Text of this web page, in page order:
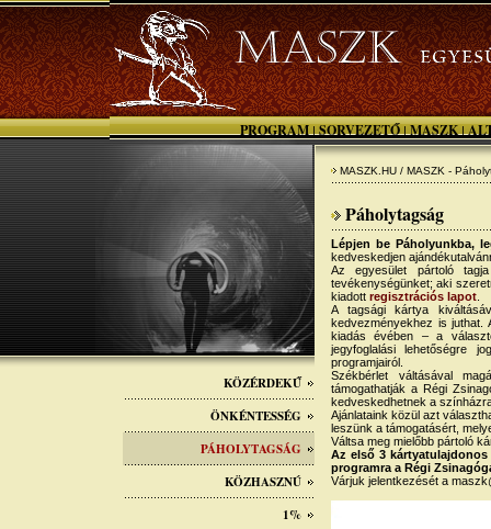
PROGRAM | SORVEZETŐ | MASZK |
KÖZÉRDEKŰ
ÖNKÉNTESSÉG
PÁHOLYTAGSÁG
KÖZHASZNÚ
1%
MASZK.HU / MASZK -
Páholytagság
Lépjen be Páholyunkba,
kedveskedjen
Az egyesület pártoló
tevékenységünket; aki
kiadott regisztrációs lapot
A tagsági kártya
kedvezményekhez is juthat.
kiadás évében – a
jegyfoglalási lehetőségre
programjairól.
Székbérlet váltásával
támogathatják a Régi
kedveskedhetnek a
Ajánlataink közül azt
leszünk a támogatásért,
Váltsa meg mielőbb pártoló
Az első 3
programra a Régi
Várjuk jelentkezését a